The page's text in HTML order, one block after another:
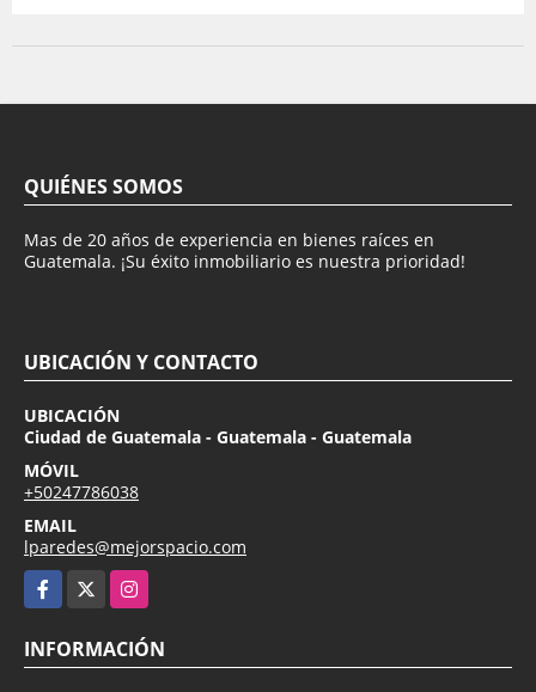
QUIÉNES SOMOS
Mas de 20 años de experiencia en bienes raíces en
Guatemala. ¡Su éxito inmobiliario es nuestra prioridad!
UBICACIÓN Y CONTACTO
UBICACIÓN
Ciudad de Guatemala - Guatemala - Guatemala
MÓVIL
+50247786038
EMAIL
lparedes@mejorspacio.com
Facebook
Instagram
INFORMACIÓN